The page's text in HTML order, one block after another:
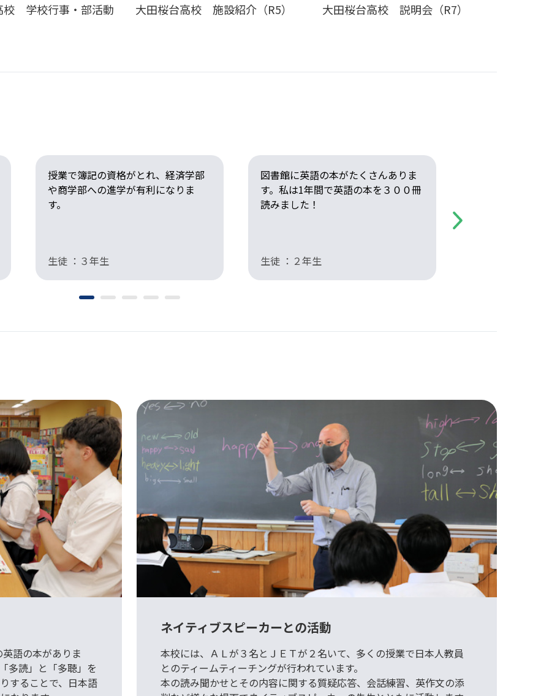
校 学校行事・部活動 大田桜台高校 施設紹介（R5） 大田桜台高校 説明会（R7）
授業で簿記の資格がとれ、経済学部
や商学部への進学が有利になりま
す。
生徒 ：３年生
図書館に英語の本がたくさんありま
す。私は1年間で英語の本を３００冊
読みました！
生徒 ：２年生
Next
語の本がありま
多読」と「多聴」を
することで、日本語
ネイティブスピーカーとの活動
本校には、ＡＬが３名とＪＥＴが２名いて、多くの授業で日本人教員
とのティームティーチングが行われています。
本の読み聞かせとその内容に関する質疑応答、会話練習、英作文の添